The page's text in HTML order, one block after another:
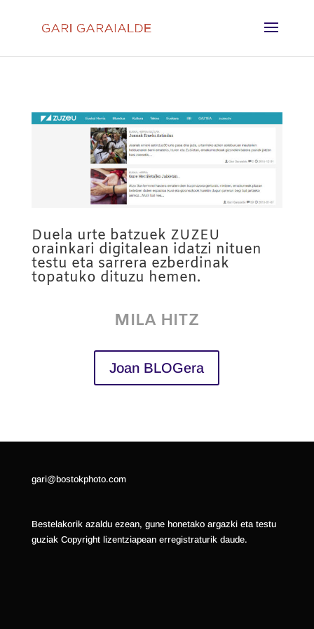
Duela urte batzuek ZUZEU
orainkari digitalean idatzi nituen
testu eta sarrera ezberdinak
topatuko dituzu hemen.
MILA HITZ
Joan BLOGera
gari@bostokphoto.com
Bestelakorik azaldu ezean, gune honetako argazki eta testu
guziak Copyright lizentziapean erregistraturik daude.